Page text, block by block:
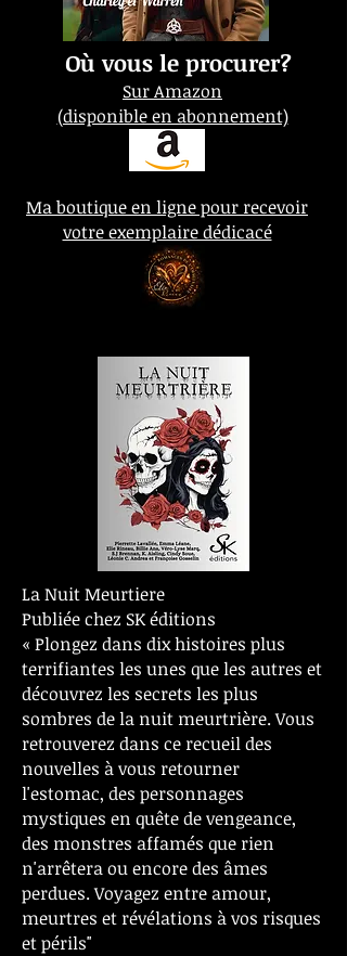
Où vous le procurer?
Sur Amazon
(disponible en abonnement)
Ma boutique en ligne pour recevoir
votre exemplaire dédicacé
La Nuit Meurtiere
Publiée chez SK éditions
« Plongez dans dix histoires plus
terrifiantes les unes que les autres et
découvrez les secrets les plus
sombres de la nuit meurtrière. Vous
retrouverez dans ce recueil des
nouvelles à vous retourner
l'estomac, des personnages
mystiques en quête de vengeance,
des monstres affamés que rien
n'arrêtera ou encore des âmes
perdues. Voyagez entre amour,
meurtres et révélations à vos risques
et périls"